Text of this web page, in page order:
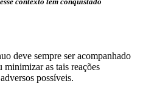
deve sempre ser acompanhado
as tais reações
possíveis.